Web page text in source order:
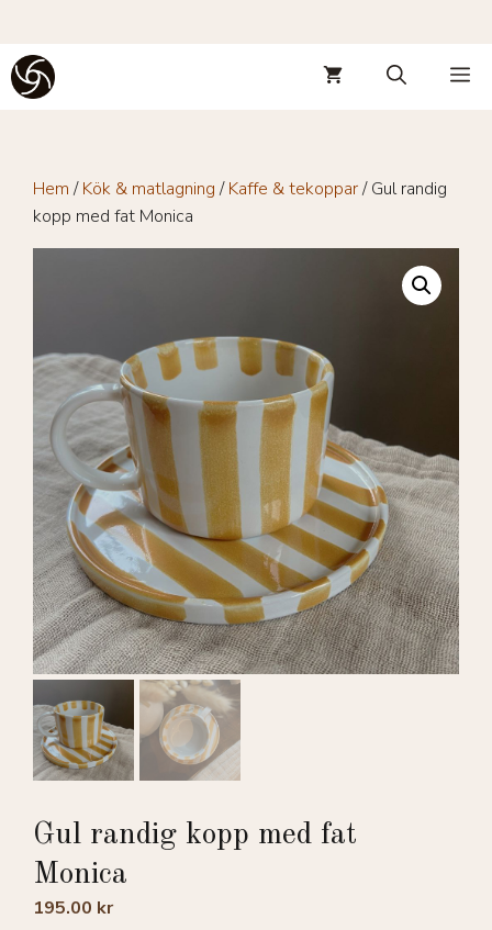
Hoppa
till
Hem/Kök & matlagning/Kaffe & tekoppar/ Gul randig
kopp med fat Monica
Gul randig kopp med fat
Monica
195.00 kr